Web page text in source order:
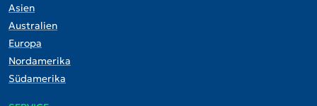
Asien
Australien
Europa
Nordamerika
Südamerika